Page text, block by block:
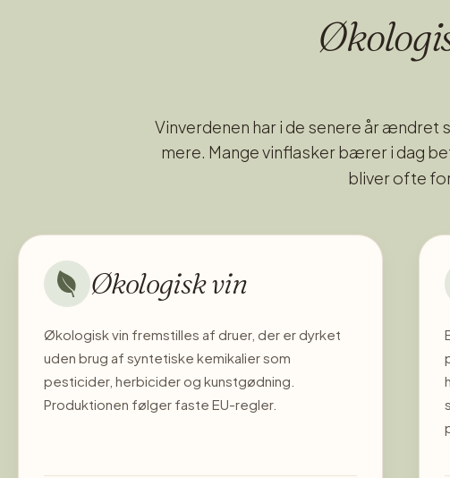
Vinverdenen har i de senere år
mere. Mange vinflasker bærer i dag
bliver ofte
Økologisk vin
Økologisk vin fremstilles af druer, der er dyrket
uden brug af syntetiske kemikalier som
pesticider, herbicider og kunstgødning.
Produktionen følger faste EU-regler.